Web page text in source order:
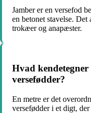
Jamber er en versefod
en betonet stavelse.
trokæer og anapæster.
Hvad
versefødder?
En metre er det
versefødder i et digt,